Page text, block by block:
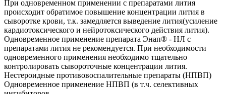
При одновременном применении с препаратами лития
происходит обратимое повышение концентрации лития в
сыворотке крови, т.к. замедляется выведение лития(усиление
кардиотоксического и нейротоксического действия лития).
Одновременное применение препарата Энап® - HЛ с
препаратами лития не рекомендуется. При необходимости
одновременного применения необходимо тщательно
контролировать сывороточные концентрации лития.
Нестероидные противовоспалительные препараты (НПВП)
Одновременное применение НПВП (в т.ч. селективных